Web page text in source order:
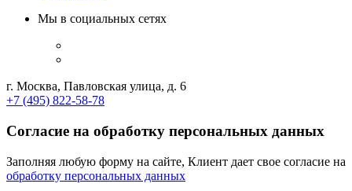
Мы в социальных сетях
г. Москва, Павловская улица, д. 6
+7 (495) 822-58-78
Согласие на обработку персональных данных
Заполняя любую форму на сайте, Клиент дает свое согласие на
обработку персональных данных